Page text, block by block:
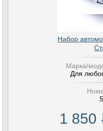
Набор
Марка/
Для
1 850